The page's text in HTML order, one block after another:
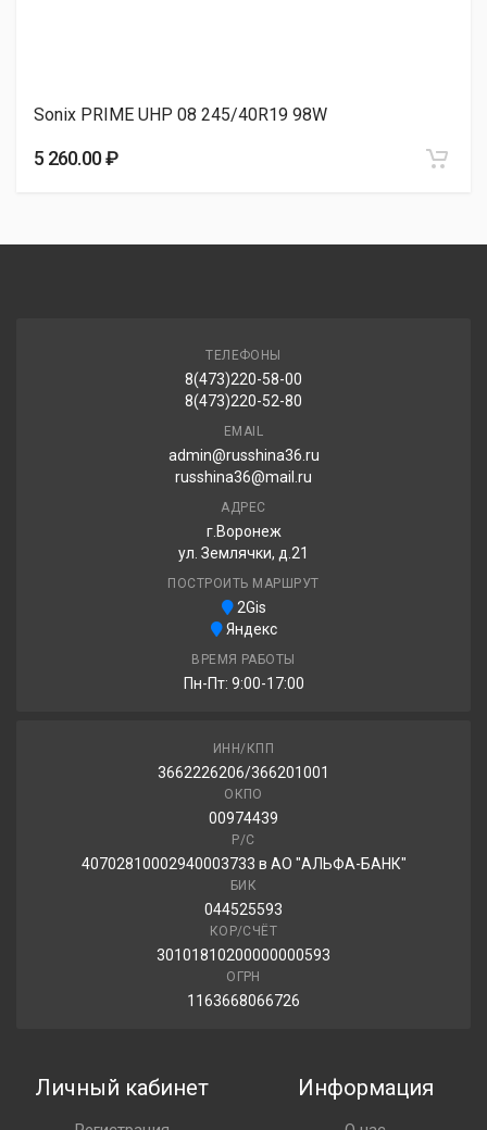
Sonix PRIME UHP 08 245/40R19 98W
5 260.00 ₽
ТЕЛЕФОНЫ
8(473)220-58-00
8(473)220-52-80
EMAIL
admin@russhina36.ru
russhina36@mail.ru
АДРЕС
г.Воронеж
ул. Землячки, д.21
ПОСТРОИТЬ МАРШРУТ
2Gis
Яндекс
ВРЕМЯ РАБОТЫ
Пн-Пт: 9:00-17:00
ИНН/КПП
3662226206/366201001
ОКПО
00974439
Р/С
40702810002940003733 в АО "АЛЬФА-БАНК"
БИК
044525593
КОР/СЧЁТ
30101810200000000593
ОГРН
1163668066726
Личный кабинет Информация